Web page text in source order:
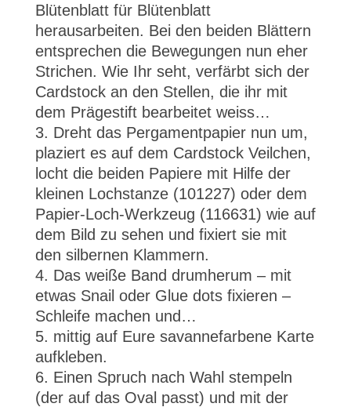
Blütenblatt für Blütenblatt
herausarbeiten. Bei den beiden Blättern
entsprechen die Bewegungen nun eher
Strichen. Wie Ihr seht, verfärbt sich der
Cardstock an den Stellen, die ihr mit
dem Prägestift bearbeitet weiss…
Dreht das Pergamentpapier nun um,
plaziert es auf dem Cardstock Veilchen,
locht die beiden Papiere mit Hilfe der
kleinen Lochstanze (101227) oder dem
Papier-Loch-Werkzeug (116631) wie auf
dem Bild zu sehen und fixiert sie mit
den silbernen Klammern.
Das weiße Band drumherum – mit
etwas Snail oder Glue dots fixieren –
Schleife machen und…
mittig auf Eure savannefarbene Karte
aufkleben.
Einen Spruch nach Wahl stempeln
(der auf das Oval passt) und mit der